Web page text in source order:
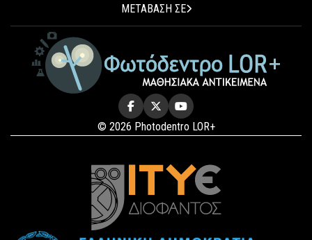
ΜΕΤΑΒΑΣΗ ΣΕ
© 2026 Photodentro LOR+